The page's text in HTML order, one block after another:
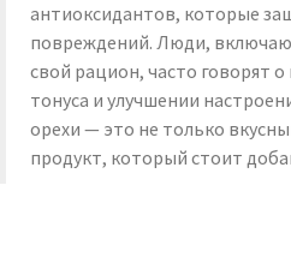
антиоксидантов, которые
повреждений. Люди,
свой рацион, часто говорят
тонуса и улучшении
орехи — это не только
продукт, который стоит